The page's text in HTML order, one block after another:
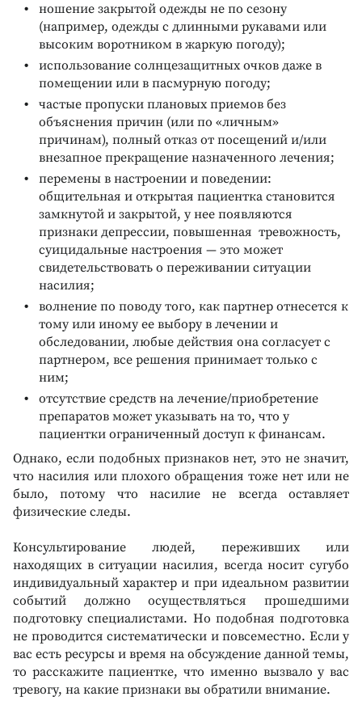
ношение закрытой одежды не по сезону
(например, одежды с длинными рукавами или
высоким воротником в жаркую погоду);
использование солнцезащитных очков даже в
помещении или в пасмурную погоду;
частые пропуски плановых приемов без
объяснения причин (или по «личным»
причинам), полный отказ от посещений и/или
внезапное прекращение назначенного лечения;
перемены в настроении и поведении:
общительная и открытая пациентка становится
замкнутой и закрытой, у нее появляются
признаки депрессии, повышенная тревожность,
суицидальные настроения — это может
свидетельствовать о переживании ситуации
насилия;
волнение по поводу того, как партнер отнесется к
тому или иному ее выбору в лечении и
обследовании, любые действия она согласует с
партнером, все решения принимает только с
ним;
отсутствие средств на лечение/приобретение
препаратов может указывать на то, что у
пациентки ограниченный доступ к финансам.
Однако, если подобных признаков нет, это не значит,
что насилия или плохого обращения тоже нет или не
было, потому что насилие не всегда оставляет
физические следы.
Консультирование людей, переживших или
находящих в ситуации насилия, всегда носит сугубо
индивидуальный характер и при идеальном развитии
событий должно осуществляться прошедшими
подготовку специалистами. Но подобная подготовка
не проводится систематически и повсеместно. Если у
вас есть ресурсы и время на обсуждение данной темы,
то расскажите пациентке, что именно вызвало у вас
тревогу, на какие признаки вы обратили внимание.